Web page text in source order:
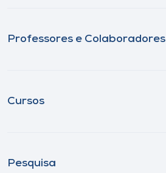
Professores e Colaboradores
Cursos
Pesquisa